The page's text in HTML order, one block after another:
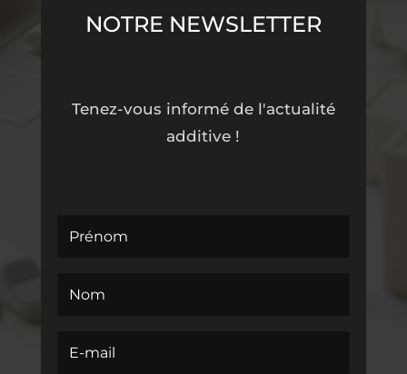
NOTRE NEWSLETTER
Tenez-vous informé de l'actualité
additive !